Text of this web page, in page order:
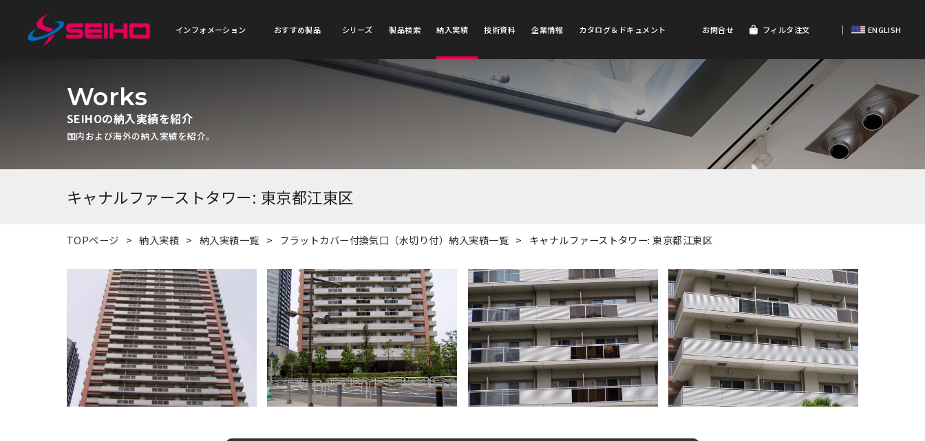
インフォメーション おすすめ製品 シリーズ 製品検索 納入実績 技術資料 企業情報 カタログ＆ドキュメント お問合せ フィルタ注文 ｜ ENGLISH
Works
SEIHOの納入実績を紹介
国内および海外の納入実績を紹介。
キャナルファーストタワー: 東京都江東区
TOPページ 納入実績 納入実績一覧 フラットカバー付換気口（水切り付）納入実績一覧 キャナルファーストタワー: 東京都江東区